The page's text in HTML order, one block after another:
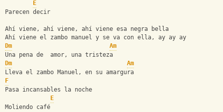
E
Parecen decir
Ahí viene, ahí viene, ahí viene esa negra bella
Ahí viene el zambo manuel y se va con ella, ay ay ay
Dm
Am
Una pena de  amor, una tristeza
Dm
Am
Lleva el zambo Manuel, en su amargura
F
Pasa incansables la noche
E
Moliendo café